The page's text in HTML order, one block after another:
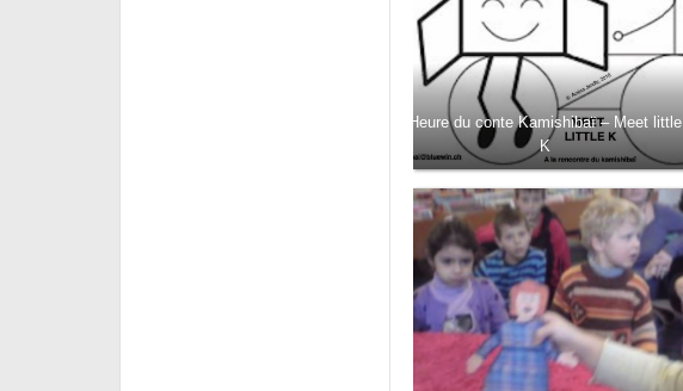
Heure du conte Kamishibaï – Meet little
K